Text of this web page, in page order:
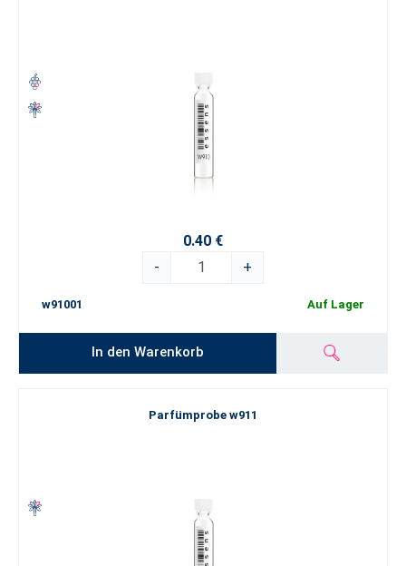
0.40 €
-
+
w91001 Auf Lager
In den Warenkorb
Parfümprobe w911